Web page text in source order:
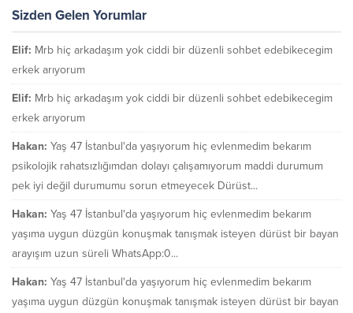
Sizden Gelen Yorumlar
Elif: Mrb hiç arkadaşım yok ciddi bir düzenli sohbet edebikecegim
erkek arıyorum
Elif: Mrb hiç arkadaşım yok ciddi bir düzenli sohbet edebikecegim
erkek arıyorum
Hakan: Yaş 47 İstanbul'da yaşıyorum hiç evlenmedim bekarım
psikolojik rahatsızlığımdan dolayı çalışamıyorum maddi durumum
pek iyi değil durumumu sorun etmeyecek Dürüst...
Hakan: Yaş 47 İstanbul'da yaşıyorum hiç evlenmedim bekarım
yaşıma uygun düzgün konuşmak tanışmak isteyen dürüst bir bayan
arayışım uzun süreli WhatsApp:0...
Hakan: Yaş 47 İstanbul'da yaşıyorum hiç evlenmedim bekarım
yaşıma uygun düzgün konuşmak tanışmak isteyen dürüst bir bayan